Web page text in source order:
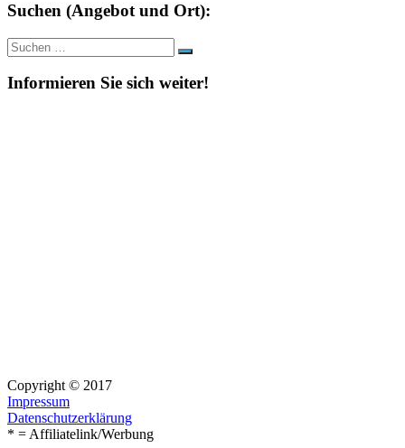
Suchen (Angebot und Ort):
Suche
nach:
Suchen
Informieren Sie sich weiter!
Copyright © 2017
Impressum
Datenschutzerklärung
* = Affiliatelink/Werbung